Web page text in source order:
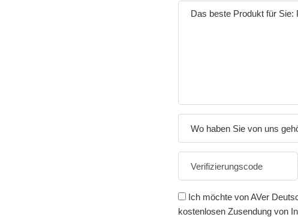
Wo haben Sie von uns
Ich möchte von AVer
kostenlosen Zusendung von